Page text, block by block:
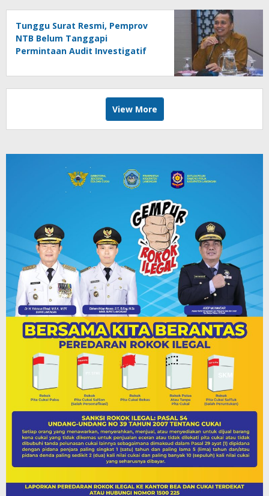
Tunggu Surat Resmi, Pemprov
NTB Belum Tanggapi
Permintaan Audit Investigatif
View More